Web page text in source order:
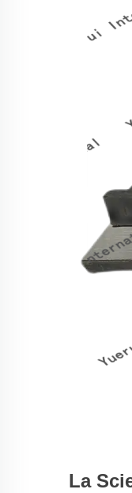
La